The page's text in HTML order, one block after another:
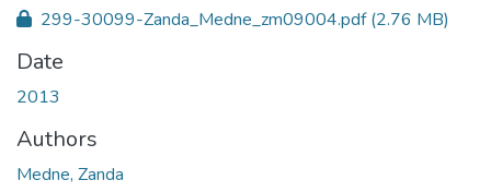
299-30099-Zanda_Medne_zm09004.pdf(2.76 MB)
Date
2013
Authors
Medne, Zanda